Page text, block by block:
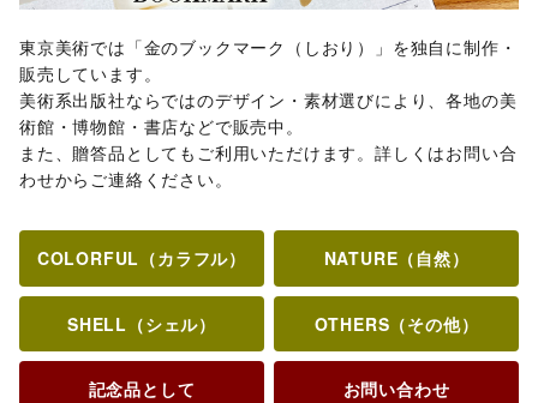
東京美術では「金のブックマーク（しおり）」を独自に制作・
販売しています。
美術系出版社ならではのデザイン・素材選びにより、各地の美
術館・博物館・書店などで販売中。
また、贈答品としてもご利用いただけます。詳しくはお問い合
わせからご連絡ください。
COLORFUL（カラフル） NATURE（自然）
SHELL（シェル） OTHERS（その他）
記念品として お問い合わせ